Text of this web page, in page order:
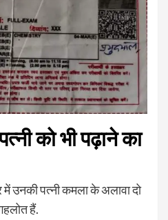
को भी पढ़ाने का
में उनकी पत्नी कमला के अलावा दो
हैं.